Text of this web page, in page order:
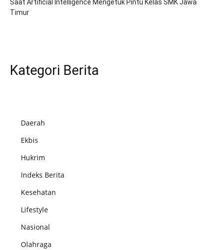
Saat Artificial Intelligence Mengetuk Pintu Kelas SMK Jawa
Timur
Kategori Berita
Daerah
Ekbis
Hukrim
Indeks Berita
Kesehatan
Lifestyle
Nasional
Olahraga